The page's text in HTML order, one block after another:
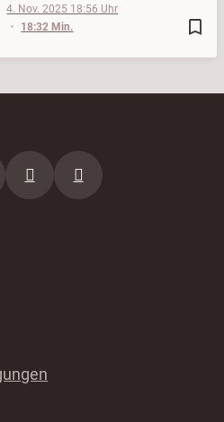
bookmark_border
4. Nov. 2025 18:56
18:32 Min.